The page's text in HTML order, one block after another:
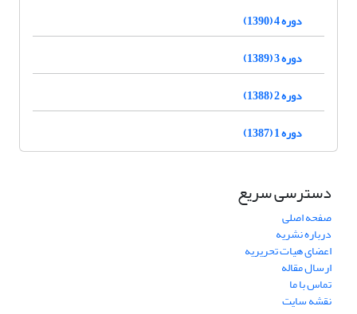
دوره 4 (1390)
دوره 3 (1389)
دوره 2 (1388)
دوره 1 (1387)
دسترسی سریع
صفحه اصلی
درباره نشریه
اعضای هیات تحریریه
ارسال مقاله
تماس با ما
نقشه سایت